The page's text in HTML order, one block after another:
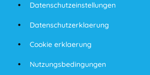
Datenschutzeinstellungen
Datenschutzerklaerung
Cookie erklaerung
Nutzungsbedingungen